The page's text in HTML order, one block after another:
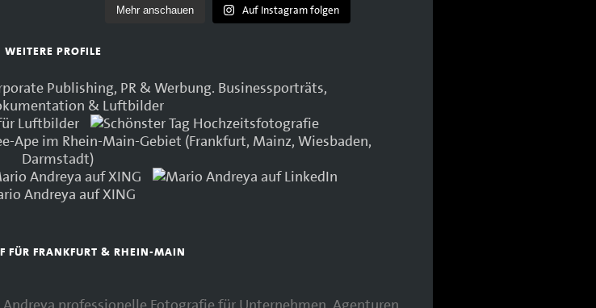
Mehr anschauen Auf Instagram folgen
WEITERE PROFILE
FÜR FRANKFURT & RHEIN-MAIN